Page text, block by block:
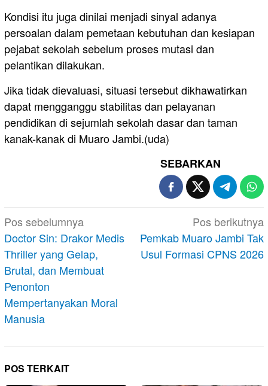
Kondisi itu juga dinilai menjadi sinyal adanya
persoalan dalam pemetaan kebutuhan dan kesiapan
pejabat sekolah sebelum proses mutasi dan
pelantikan dilakukan.
Jika tidak dievaluasi, situasi tersebut dikhawatirkan
dapat mengganggu stabilitas dan pelayanan
pendidikan di sejumlah sekolah dasar dan taman
kanak-kanak di Muaro Jambi.(uda)
SEBARKAN
Navigasi
pos
Pos sebelumnya
Doctor Sin: Drakor Medis
Thriller yang Gelap,
Brutal, dan Membuat
Penonton
Mempertanyakan Moral
Manusia
Pos berikutnya
Pemkab Muaro Jambi Tak
Usul Formasi CPNS 2026
POS TERKAIT